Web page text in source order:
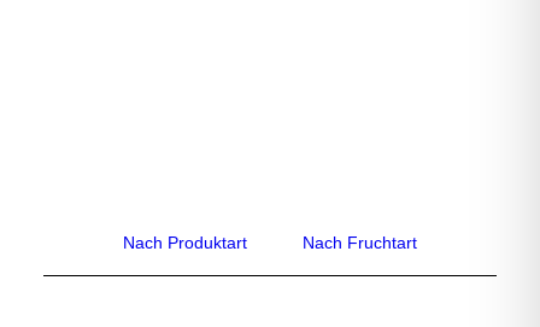
Nach Produktart Nach Fruchtart